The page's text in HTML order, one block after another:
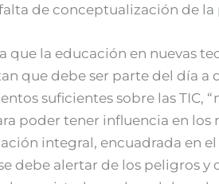
de conceptualización de
la educación en nuevas
que debe ser parte del día a
suficientes sobre las TIC,
poder tener influencia en los
integral, encuadrada en
debe alertar de los peligros